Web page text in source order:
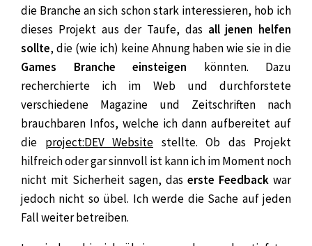
die Branche an sich schon stark interessieren, hob ich
dieses Projekt aus der Taufe, das all jenen helfen
sollte, die (wie ich) keine Ahnung haben wie sie in die
Games Branche einsteigen könnten. Dazu
recherchierte ich im Web und durchforstete
verschiedene Magazine und Zeitschriften nach
brauchbaren Infos, welche ich dann aufbereitet auf
die project:DEV Website stellte. Ob das Projekt
hilfreich oder gar sinnvoll ist kann ich im Moment noch
nicht mit Sicherheit sagen, das erste Feedback war
jedoch nicht so übel. Ich werde die Sache auf jeden
Fall weiter betreiben.